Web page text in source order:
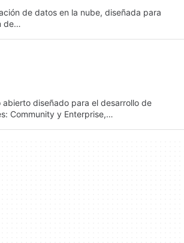
de datos en la nube, diseñada para
de…
diseñado para el desarrollo de
Community y Enterprise,…